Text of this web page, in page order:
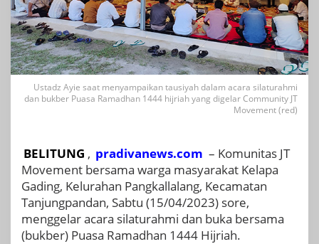
Ustadz Ayie saat menyampaikan tausiyah dalam acara silaturahmi
dan bukber Puasa Ramadhan 1444 hijriah yang digelar Community JT
Movement (red)
BELITUNG , pradivanews.com – Komunitas JT
Movement bersama warga masyarakat Kelapa
Gading, Kelurahan Pangkallalang, Kecamatan
Tanjungpandan, Sabtu (15/04/2023) sore,
menggelar acara silaturahmi dan buka bersama
(bukber) Puasa Ramadhan 1444 Hijriah.